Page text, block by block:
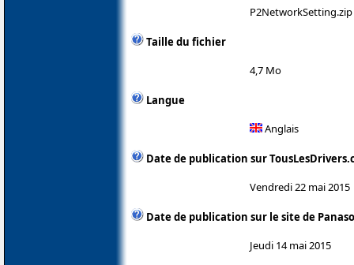
P2NetworkSetting.zip
Taille du fichier
4,7 Mo
Langue
Anglais
Date de publication sur
Vendredi 22 mai 2015
Date de publication sur le site de
Jeudi 14 mai 2015